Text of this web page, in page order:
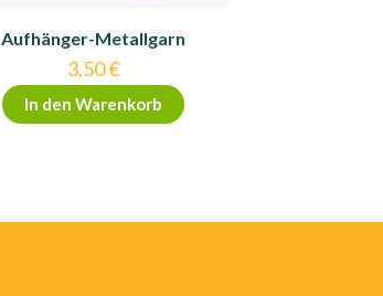
Aufhänger-Metallgarn
3,50€
In den Warenkorb